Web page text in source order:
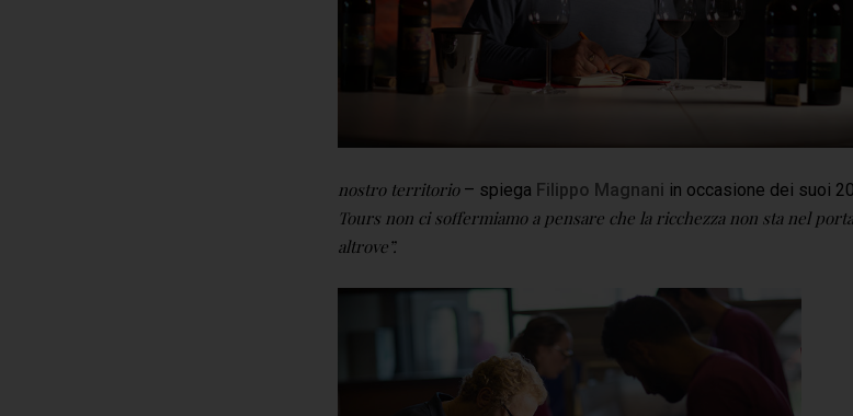
nostro territorio – spiega Filippo Magnani in occasione dei suoi
Tours non ci soffermiamo a pensare che la ricchezza non sta nel
altrove”.